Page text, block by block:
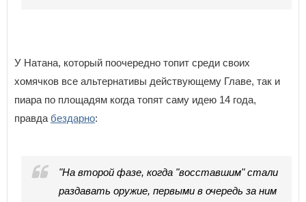
У Натана, который поочередно топит среди своих
хомячков все альтернативы действующему Главе, так и
пиара по площадям когда топят саму идею 14 года,
правда бездарно:
"На второй фазе, когда "восставшим" стали
раздавать оружие, первыми в очередь за ним